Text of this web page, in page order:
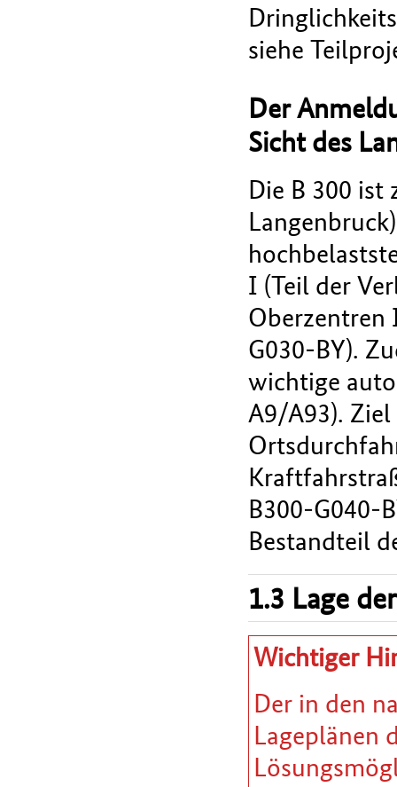
siehe
Der
Sicht des
Die B 300 ist
I (Teil der
Oberzentren
G030-BY).
wichtige
A9/A93).
B300-G040-
Bestandteil
1.3 Lage
Wichtiger
Der in den
Lageplänen